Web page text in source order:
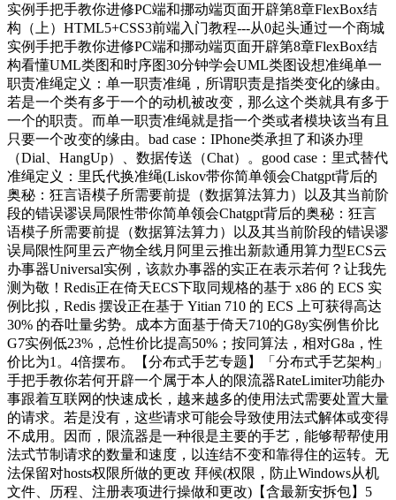
实例手把手教你进修PC端和挪动端页面开辟第8章FlexBox结
构（上）HTML5+CSS3前端入门教程---从0起头通过一个商城
实例手把手教你进修PC端和挪动端页面开辟第8章FlexBox结
构看懂UML类图和时序图30分钟学会UML类图设想准绳单一
职责准绳定义：单一职责准绳，所谓职责是指类变化的缘由。
若是一个类有多于一个的动机被改变，那么这个类就具有多于
一个的职责。而单一职责准绳就是指一个类或者模块该当有且
只要一个改变的缘由。bad case：IPhone类承担了和谈办理
（Dial、HangUp）、数据传送（Chat）。good case：里式替代
准绳定义：里氏代换准绳(Liskov带你简单领会Chatgpt背后的
奥秘：狂言语模子所需要前提（数据算法算力）以及其当前阶
段的错误谬误局限性带你简单领会Chatgpt背后的奥秘：狂言
语模子所需要前提（数据算法算力）以及其当前阶段的错误谬
误局限性阿里云产物全线月阿里云推出新款通用算力型ECS云
办事器Universal实例，该款办事器的实正在表示若何？让我先
测为敬！Redis正在倚天ECS下取同规格的基于 x86 的 ECS 实
例比拟，Redis 摆设正在基于 Yitian 710 的 ECS 上可获得高达
30% 的吞吐量劣势。成本方面基于倚天710的G8y实例售价比
G7实例低23%，总性价比提高50%；按同算法，相对G8a，性
价比为1。4倍摆布。【分布式手艺专题】「分布式手艺架构」
手把手教你若何开辟一个属于本人的限流器RateLimiter功能办
事跟着互联网的快速成长，越来越多的使用法式需要处置大量
的请求。若是没有，这些请求可能会导致使用法式解体或变得
不成用。因而，限流器是一种很是主要的手艺，能够帮帮使用
法式节制请求的数量和速度，以连结不变和靠得住的运转。无
法保留对hosts权限所做的更改 拜候(权限，防止Windows从机
文件、历程、注册表项进行操做和更改)【含最新安拆包】5